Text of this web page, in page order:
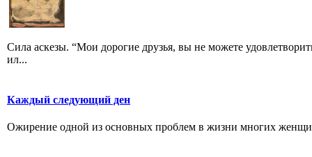
Сила аскезы. “Мои дорогие друзья, вы не можете
ил...
Каждый следующий ден
Ожирение одной из основных проблем в жизни многих